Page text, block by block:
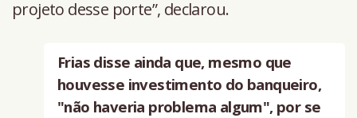
projeto desse porte”, declarou.
Frias disse ainda que, mesmo que
houvesse investimento do banqueiro,
"não haveria problema algum", por se